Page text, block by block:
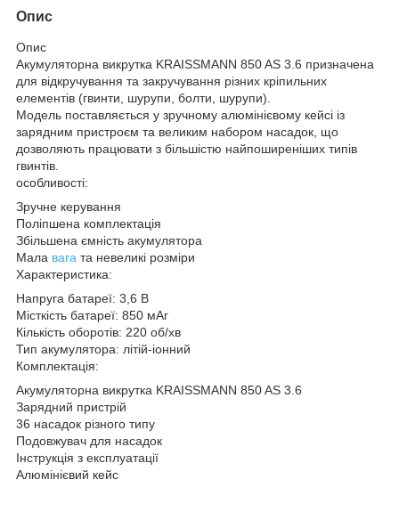
Опис
Опис
Акумуляторна викрутка KRAISSMANN 850 AS 3.6 призначена
для відкручування та закручування різних кріпильних
елементів (гвинти, шурупи, болти, шурупи).
Модель поставляється у зручному алюмінієвому кейсі із
зарядним пристроєм та великим набором насадок, що
дозволяють працювати з більшістю найпоширеніших типів
гвинтів.
особливості:
Зручне керування
Поліпшена комплектація
Збільшена ємність акумулятора
Мала вага та невеликі розміри
Характеристика:
Напруга батареї: 3,6 В
Місткість батареї: 850 мАг
Кількість оборотів: 220 об/хв
Тип акумулятора: літій-іонний
Комплектація:
Акумуляторна викрутка KRAISSMANN 850 AS 3.6
Зарядний пристрій
36 насадок різного типу
Подовжувач для насадок
Інструкція з експлуатації
Алюмінієвий кейс